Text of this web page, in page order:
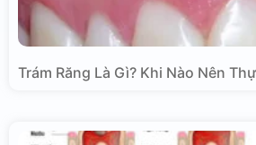
Trám Răng Là Gì? Khi Nào Nên